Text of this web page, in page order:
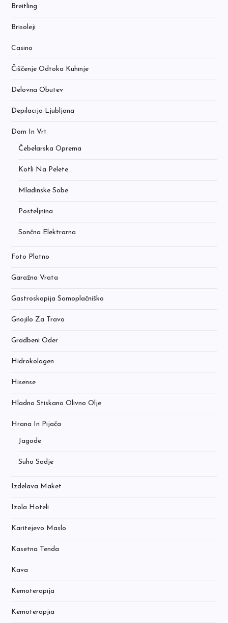
Breitling
Brisoleji
Casino
Čiščenje Odtoka Kuhinje
Delovna Obutev
Depilacija Ljubljana
Dom In Vrt
Čebelarska Oprema
Kotli Na Pelete
Mladinske Sobe
Posteljnina
Sončna Elektrarna
Foto Platno
Garažna Vrata
Gastroskopija Samoplačniško
Gnojilo Za Travo
Gradbeni Oder
Hidrokolagen
Hisense
Hladno Stiskano Olivno Olje
Hrana In Pijača
Jagode
Suho Sadje
Izdelava Maket
Izola Hoteli
Karitejevo Maslo
Kasetna Tenda
Kava
Kemoterapija
Kemoterapjia